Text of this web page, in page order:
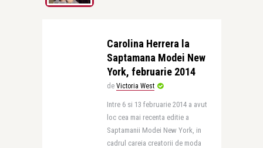
Carolina Herrera la
Saptamana Modei New
York, februarie 2014
de Victoria West
Intre 6 si 13 februarie 2014 a avut
loc cea mai recenta editie a
Saptamanii Modei New York, in
cadrul careia creatorii de moda